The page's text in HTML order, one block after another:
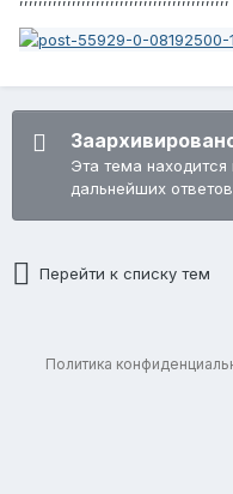
Эта тема
дальнейших
Перейти к списку тем
Политика